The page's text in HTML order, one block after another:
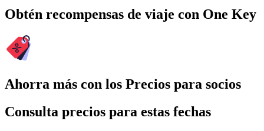
Obtén recompensas de viaje con One Key
Ahorra más con los Precios para socios
Consulta precios para estas fechas